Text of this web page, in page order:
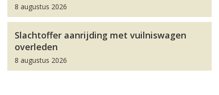
8 augustus 2026
Slachtoffer aanrijding met vuilniswagen
overleden
8 augustus 2026